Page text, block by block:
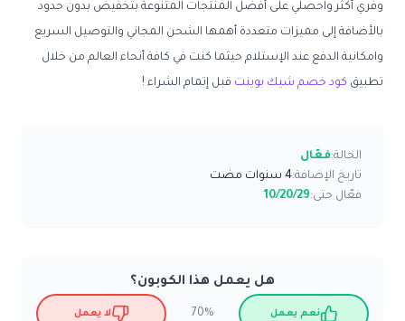
وفري أكثر واحصلي على أفضل المنتجات المتنوعة بتخفيض بدون حدود
بالأضافة إلى مميزات متعددة أهمها الشحن المجاني والتوصيل السريع
وامكانية الدفع عند الإستلام حيثما كنت في كافة أنحاء العالم من خلال
تطبيق كود خصم شيك بوينت قبل إتمام الشراء !
الحالة:فعّال
تاريخ الإضافة:4 سنوات مضت
فعّال حتى:10/20/29
هل يعمل هذا الكوبون؟
نعم يعمل 70% لا يعمل